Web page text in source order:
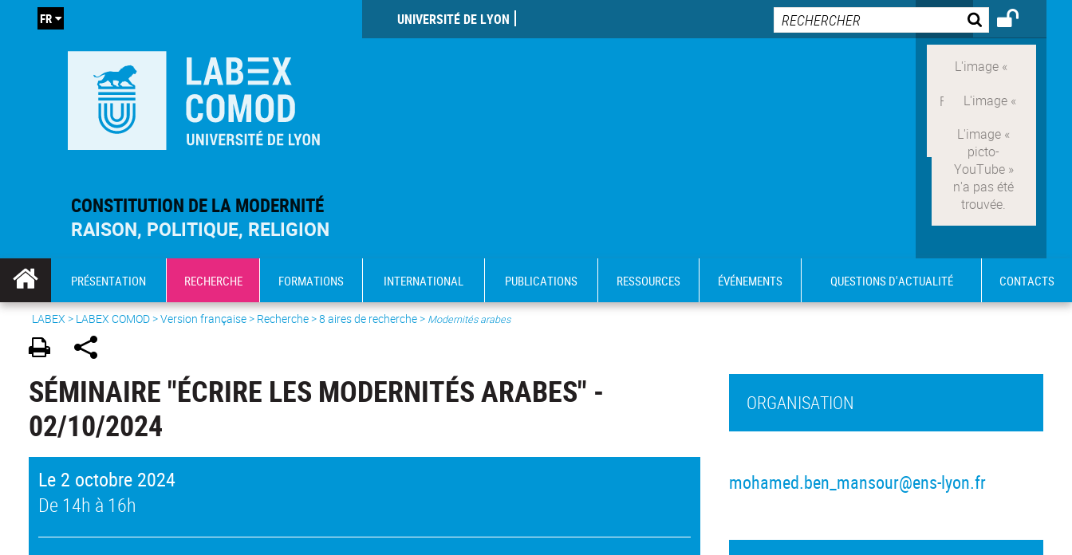
CONSTITUTION DE LA MODERNITÉ
RAISON, POLITIQUE, RELIGION
UNIVERSITÉ DE LYON
FR
PRÉSENTATION RECHERCHE FORMATIONS INTERNATIONAL PUBLICATIONS RESSOURCES ÉVÉNEMENTS QUESTIONS D'ACTUALITÉ CONTACTS
LABEX > LABEX COMOD>Version française> Recherche >8 aires de recherche> Modernités arabes
SÉMINAIRE "ÉCRIRE LES MODERNITÉS ARABES" -
02/10/2024
Le 2 octobre 2024
De 14h à 16h
ORGANISATION
mohamed.ben_mansour@ens-lyon.fr